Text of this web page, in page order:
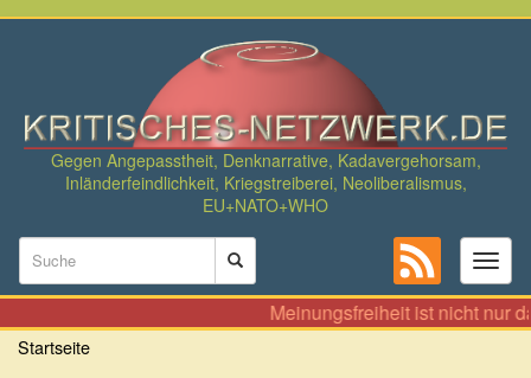
Direkt
Gegen Angepasstheit, Denknarrative, Kadavergehorsam,
Inländerfeindlichkeit, Kriegstreiberei, Neoliberalismus,
EU+NATO+WHO
Suchformular
Suche
Meinungsfreiheit ist nicht nur
Startseite